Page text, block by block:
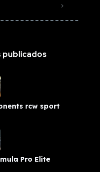
publicados
rcw sport
Pro Elite